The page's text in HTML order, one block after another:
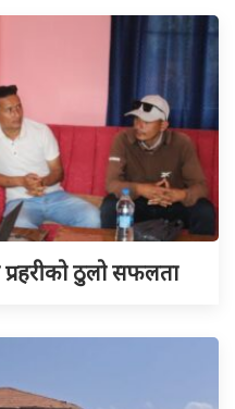
प्रहरीको ठुलो सफलता